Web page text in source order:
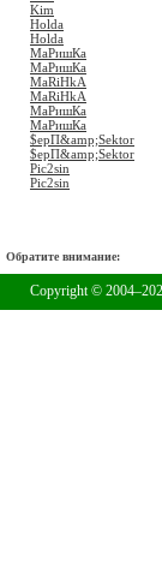
Kim
Holda
Holda
МаРишКа
МаРишКа
MaRiHkA
MaRiHkA
МаРишКа
МаРишКа
$ерП&amp;Sektor
$ерП&amp;Sektor
Pic2sin
Pic2sin
Обратите внимание:
Copyright ©